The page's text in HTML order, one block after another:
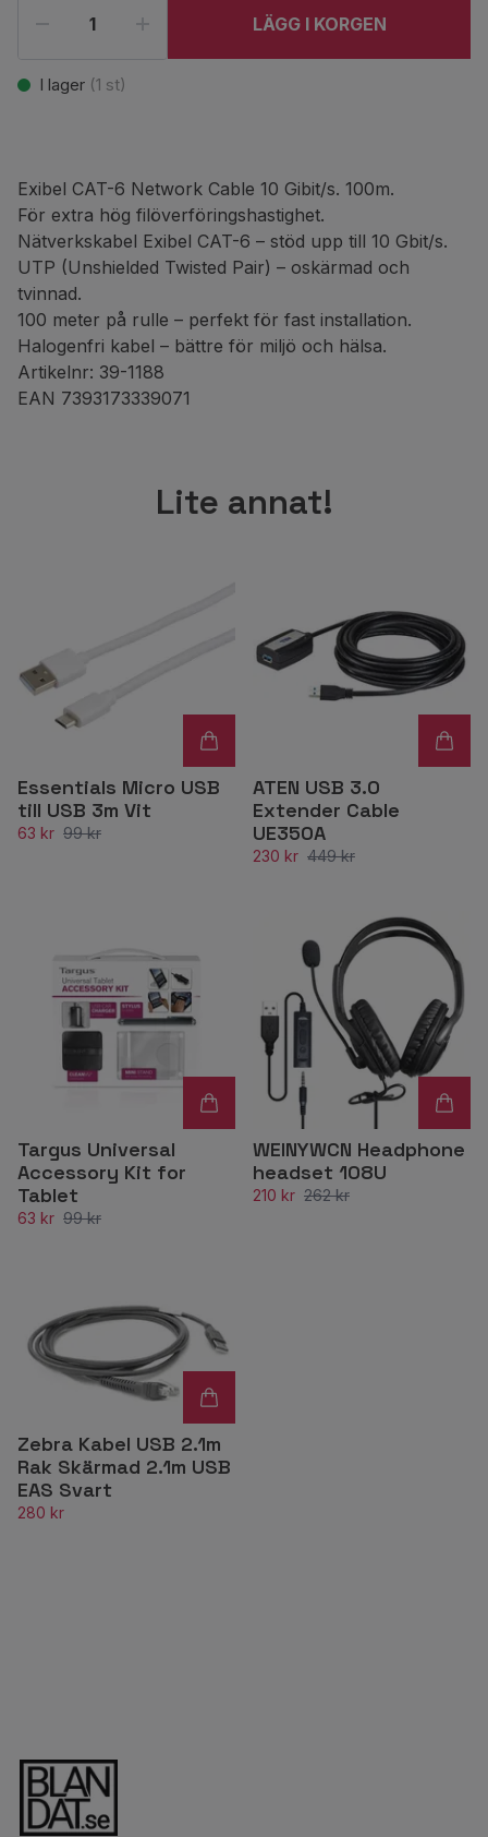
LÄGG I KORGEN
I lager (1 st)
Exibel CAT-6 Network Cable 10 Gibit/s. 100m.
För extra hög filöverföringshastighet.
Nätverkskabel Exibel CAT-6 – stöd upp till 10 Gbit/s.
UTP (Unshielded Twisted Pair) – oskärmad och
tvinnad.
100 meter på rulle – perfekt för fast installation.
Halogenfri kabel – bättre för miljö och hälsa.
Artikelnr: 39-1188
EAN 7393173339071
Lite annat!
Essentials Micro USB
till USB 3m Vit
63 kr 99 kr
ATEN USB 3.0
Extender Cable
UE350A
230 kr 449 kr
Targus Universal
Accessory Kit for
Tablet
63 kr 99 kr
WEINYWCN Headphone
headset 108U
210 kr 262 kr
Zebra Kabel USB 2.1m
Rak Skärmad 2.1m USB
EAS Svart
280 kr